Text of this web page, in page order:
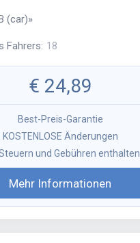
(car)»
Fahrers: 18
€ 24,89
Best-Preis-Garantie
KOSTENLOSE Änderungen
und Gebühren enthalten
Mehr Informationen